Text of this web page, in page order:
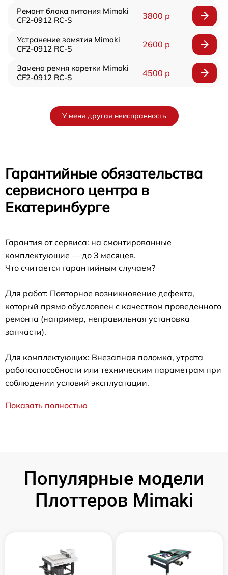
Ремонт блока питания Mimaki
CF2-0912 RC-S
3800 р
Устранение замятия Mimaki
CF2-0912 RC-S
2600 р
Замена ремня каретки Mimaki
CF2-0912 RC-S
4500 р
У меня другая неисправность
Гарантийные обязательства
сервисного центра в
Екатеринбурге
Гарантия от сервиса: на смонтированные
комплектующие — до 3 месяцев.
Что считается гарантийным случаем?
Для работ: Повторное возникновение дефекта,
который прямо обусловлен с качеством проведенного
ремонта (например, неправильная установка
запчасти).
Для комплектующих: Внезапная поломка, утрата
работоспособности или техническим параметрам при
соблюдении условий эксплуатации.
Показать полностью
Популярные модели
Плоттеров Mimaki